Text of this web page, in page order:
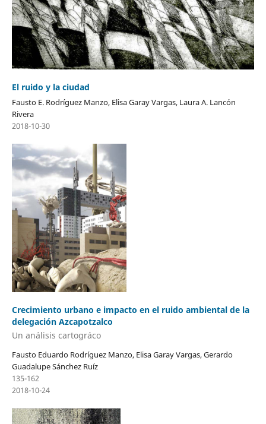
El ruido y la ciudad
Fausto E. Rodríguez Manzo, Elisa Garay Vargas, Laura A. Lancón
Rivera
2018-10-30
Crecimiento urbano e impacto en el ruido ambiental de la
delegación Azcapotzalco
Un análisis cartográco
Fausto Eduardo Rodríguez Manzo, Elisa Garay Vargas, Gerardo
Guadalupe Sánchez Ruíz
135-162
2018-10-24